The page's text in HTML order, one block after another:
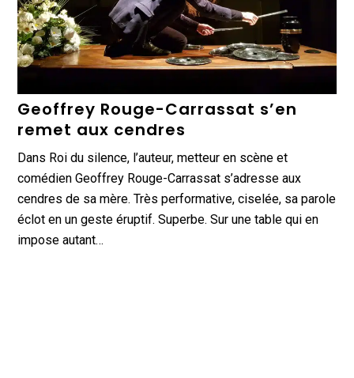
Geoffrey Rouge-Carrassat s’en
remet aux cendres
Dans Roi du silence, l’auteur, metteur en scène et
comédien Geoffrey Rouge-Carrassat s’adresse aux
cendres de sa mère. Très performative, ciselée, sa parole
éclot en un geste éruptif. Superbe. Sur une table qui en
impose autant…